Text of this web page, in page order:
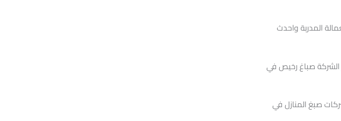
المدربة واحدث
الشركة صباغ رخيص في
صبغ المنازل في